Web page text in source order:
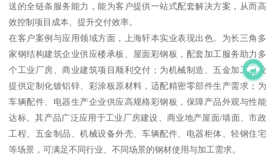
送的全链条服务能力，能为客户提供一站式配套解决方案，从而高
效控制项目成本、提升交付效率。
在客户案例与应用领域方面，上海轩本实业表现出色。为长三角多
家钢结构建筑企业供应楼承板、屋面彩钢板，配套加工服务助力多
个工业厂房、商业建筑项目顺利交付；为机械制造、五金加工企业
提供定制化镀铝锌、彩涂板原材料，适配精密零部件生产需求；为
车辆配件、电器生产企业供应高规格彩钢板，保障产品外观与性能
达标。其产品广泛应用于工业厂房建设、商业地产屋面/墙面、市政
工程、五金制品、机械设备外壳、车辆配件、电器柜体、轻钢住宅
等场景，可满足不同行业、不同场景的钢材使用与加工需求。